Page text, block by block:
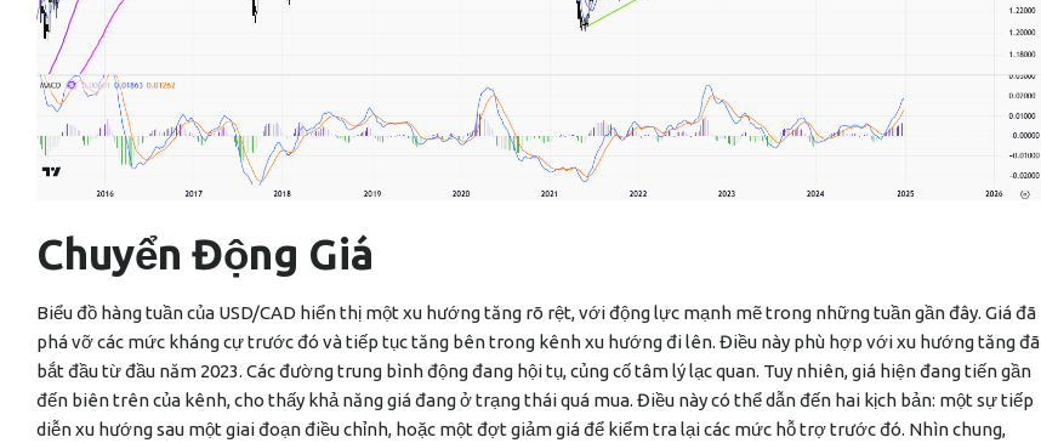
Chuyển Động Giá
Biểu đồ hàng tuần của USD/CAD hiển thị một xu hướng tăng rõ rệt, với động lực mạnh mẽ trong những tuần gần đây. Giá đã
phá vỡ các mức kháng cự trước đó và tiếp tục tăng bên trong kênh xu hướng đi lên. Điều này phù hợp với xu hướng tăng đã
bắt đầu từ đầu năm 2023. Các đường trung bình động đang hội tụ, củng cố tâm lý lạc quan. Tuy nhiên, giá hiện đang tiến gần
đến biên trên của kênh, cho thấy khả năng giá đang ở trạng thái quá mua. Điều này có thể dẫn đến hai kịch bản: một sự tiếp
diễn xu hướng sau một giai đoạn điều chỉnh, hoặc một đợt giảm giá để kiểm tra lại các mức hỗ trợ trước đó. Nhìn chung,